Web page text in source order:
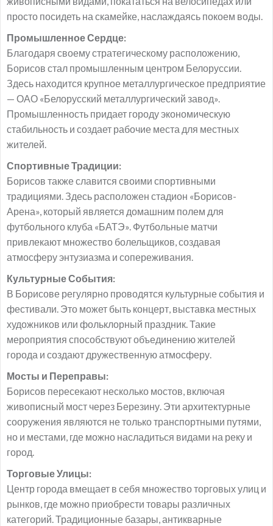
просто посидеть на скамейке, наслаждаясь покоем воды.
Промышленное Сердце:
Благодаря своему стратегическому расположению,
Борисов стал промышленным центром Белоруссии.
Здесь находится крупное металлургическое предприятие
— ОАО «Белорусский металлургический завод».
Промышленность придает городу экономическую
стабильность и создает рабочие места для местных
жителей.
Спортивные Традиции:
Борисов также славится своими спортивными
традициями. Здесь расположен стадион «Борисов-
Арена», который является домашним полем для
футбольного клуба «БАТЭ». Футбольные матчи
привлекают множество болельщиков, создавая
атмосферу энтузиазма и сопереживания.
Культурные События:
В Борисове регулярно проводятся культурные события и
фестивали. Это может быть концерт, выставка местных
художников или фольклорный праздник. Такие
мероприятия способствуют объединению жителей
города и создают дружественную атмосферу.
Мосты и Переправы:
Борисов пересекают несколько мостов, включая
живописный мост через Березину. Эти архитектурные
сооружения являются не только транспортными путями,
но и местами, где можно насладиться видами на реку и
город.
Торговые Улицы:
Центр города вмещает в себя множество торговых улиц и
рынков, где можно приобрести товары различных
категорий. Традиционные базары, антикварные